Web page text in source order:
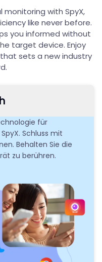
with SpyX,
like never before.
you informed without
target device. Enjoy
sets a new industry
für
Schluss mit
Behalten Sie die
zu berühren.